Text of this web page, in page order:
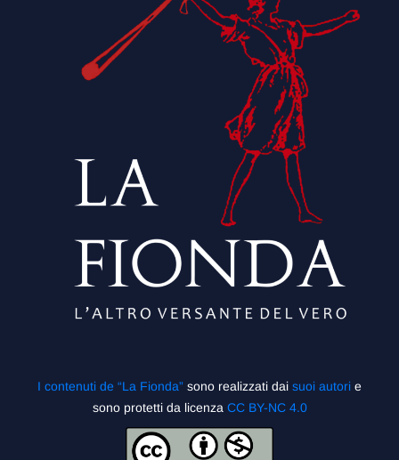
I contenuti de “La Fionda” sono realizzati dai suoi autori e
sono protetti da licenza CC BY-NC 4.0